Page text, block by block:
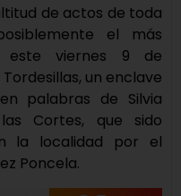
de actos de toda
el más
este viernes 9 de
un enclave
palabras de Silvia
Cortes, que sido
la localidad por el
Poncela.